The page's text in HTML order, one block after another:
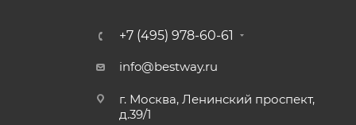
+7 (495) 978-60-61
info@bestway.ru
г. Москва, Ленинский проспект,
д.39/1